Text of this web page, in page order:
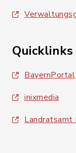
Quicklinks
BayernPortal
inixmedia
Landratsamt